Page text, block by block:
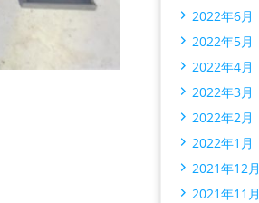
2022年6月
2022年5月
2022年4月
2022年3月
2022年2月
2022年1月
2021年12月
2021年11月